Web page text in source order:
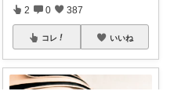
2 0 387
コレ いいね